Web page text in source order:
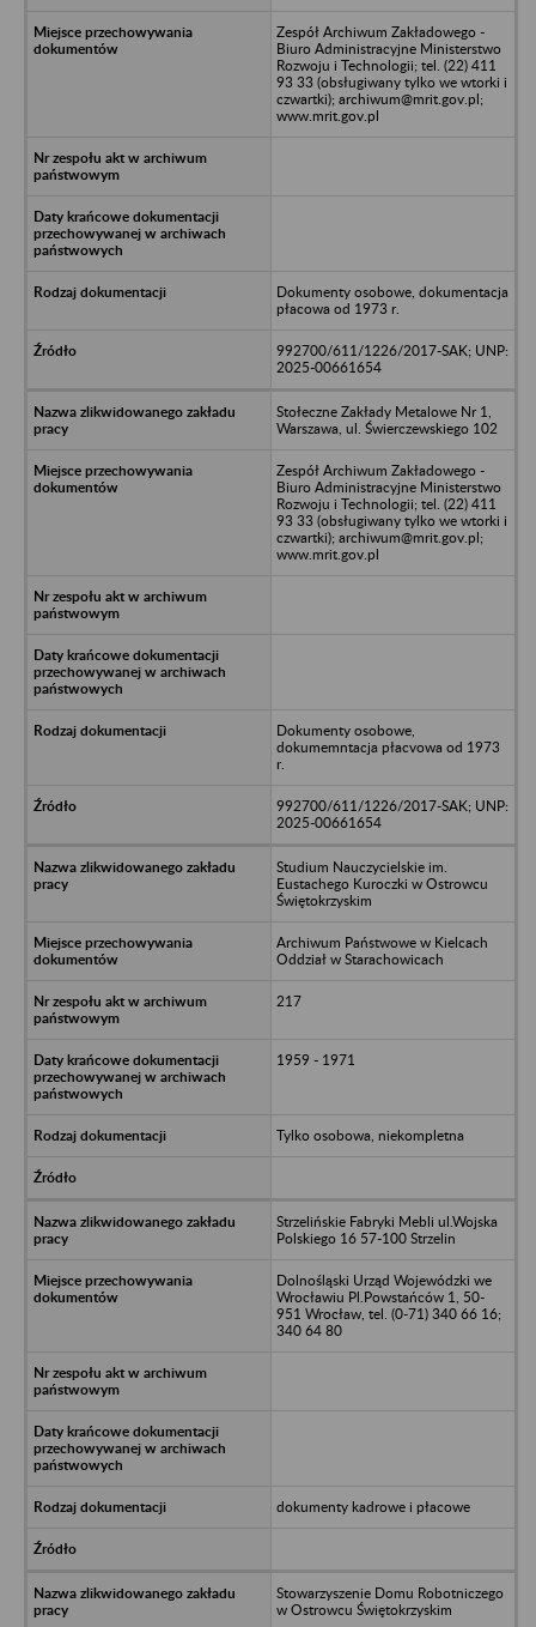
Zespół Archiwum Zakładowego -
Biuro Administracyjne Ministerstwo
Rozwoju i Technologii; tel. (22) 411
93 33 (obsługiwany tylko we wtorki i
czwartki); archiwum@mrit.gov.pl;
www.mrit.gov.pl
Dokumenty osobowe, dokumentacja
płacowa od 1973 r.
992700/611/1226/2017-SAK; UNP:
2025-00661654
Stołeczne Zakłady Metalowe Nr 1,
Warszawa, ul. Świerczewskiego 102
Zespół Archiwum Zakładowego -
Biuro Administracyjne Ministerstwo
Rozwoju i Technologii; tel. (22) 411
93 33 (obsługiwany tylko we wtorki i
czwartki); archiwum@mrit.gov.pl;
www.mrit.gov.pl
Dokumenty osobowe,
dokumemntacja płacvowa od 1973
r.
992700/611/1226/2017-SAK; UNP:
2025-00661654
Studium Nauczycielskie im.
Eustachego Kuroczki w Ostrowcu
Świętokrzyskim
Archiwum Państwowe w Kielcach
Oddział w Starachowicach
217
1959 - 1971
Tylko osobowa, niekompletna
Strzelińskie Fabryki Mebli ul.Wojska
Polskiego 16 57-100 Strzelin
Dolnośląski Urząd Wojewódzki we
Wrocławiu Pl.Powstańców 1, 50-
951 Wrocław, tel. (0-71) 340 66 16;
340 64 80
dokumenty kadrowe i płacowe
Stowarzyszenie Domu Robotniczego
w Ostrowcu Świętokrzyskim